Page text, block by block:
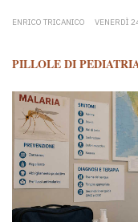
ENRICO TRICANICO VENERDÌ
PILLOLE DI